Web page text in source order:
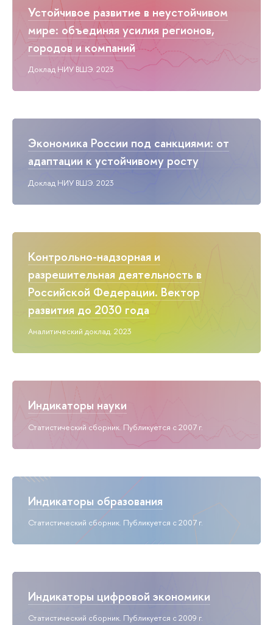
Устойчивое развитие в неустойчивом
мире: объединяя усилия регионов,
городов и компаний
Доклад НИУ ВШЭ. 2023
Экономика России под санкциями: от
адаптации к устойчивому росту
Доклад НИУ ВШЭ. 2023
Контрольно-надзорная и
разрешительная деятельность в
Российской Федерации. Вектор
развития до 2030 года
Аналитический доклад. 2023
Индикаторы науки
Статистический сборник. Публикуется с 2007 г.
Индикаторы образования
Статистический сборник. Публикуется с 2007 г.
Индикаторы цифровой экономики
Статистический сборник. Публикуется с 2009 г.